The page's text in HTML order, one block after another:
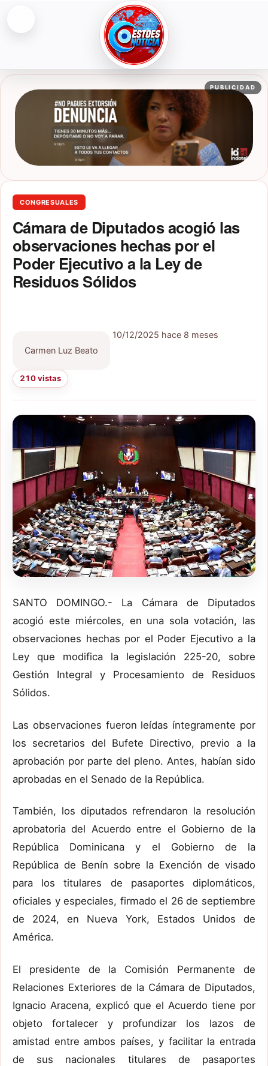
ESTOESNOTICIA|NOTICIAS
PUBLICIDAD
CONGRESUALES
Cámara de Diputados acogió las
observaciones hechas por el
Poder Ejecutivo a la Ley de
Residuos Sólidos
Carmen Luz Beato
10/12/2025 hace 8 meses
210 vistas
SANTO DOMINGO.- La Cámara de Diputados
acogió este miércoles, en una sola votación, las
observaciones hechas por el Poder Ejecutivo a la
Ley que modifica la legislación 225-20, sobre
Gestión Integral y Procesamiento de Residuos
Sólidos.
Las observaciones fueron leídas íntegramente por
los secretarios del Bufete Directivo, previo a la
aprobación por parte del pleno. Antes, habían sido
aprobadas en el Senado de la República.
También, los diputados refrendaron la resolución
aprobatoria del Acuerdo entre el Gobierno de la
República Dominicana y el Gobierno de la
República de Benín sobre la Exención de visado
para los titulares de pasaportes diplomáticos,
oficiales y especiales, firmado el 26 de septiembre
de 2024, en Nueva York, Estados Unidos de
América.
El presidente de la Comisión Permanente de
Relaciones Exteriores de la Cámara de Diputados,
Ignacio Aracena, explicó que el Acuerdo tiene por
objeto fortalecer y profundizar los lazos de
amistad entre ambos países, y facilitar la entrada
de sus nacionales titulares de pasaportes